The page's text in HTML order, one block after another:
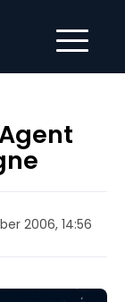
2006, 14:56